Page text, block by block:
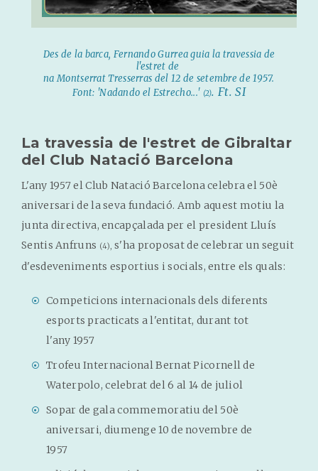
Des de la barca, Fernando Gurrea guia la travessia de
l'estret de
na Montserrat Tresserras del 12 de setembre de 1957.
Font: 'Nadando el Estrecho...' (2). Ft. SI
La travessia de l'estret de Gibraltar
del Club Natació Barcelona
L'any 1957 el Club Natació Barcelona celebra el 50è
aniversari de la seva fundació. Amb aquest motiu la
junta directiva, encapçalada per el president Lluís
Sentis Anfruns (4), s'ha proposat de celebrar un seguit
d'esdeveniments esportius i socials, entre els quals:
Competicions internacionals dels diferents
esports practicats a l'entitat, durant tot
l'any 1957
Trofeu Internacional Bernat Picornell de
Waterpolo, celebrat del 6 al 14 de juliol
Sopar de gala commemoratiu del 50è
aniversari, diumenge 10 de novembre de
1957